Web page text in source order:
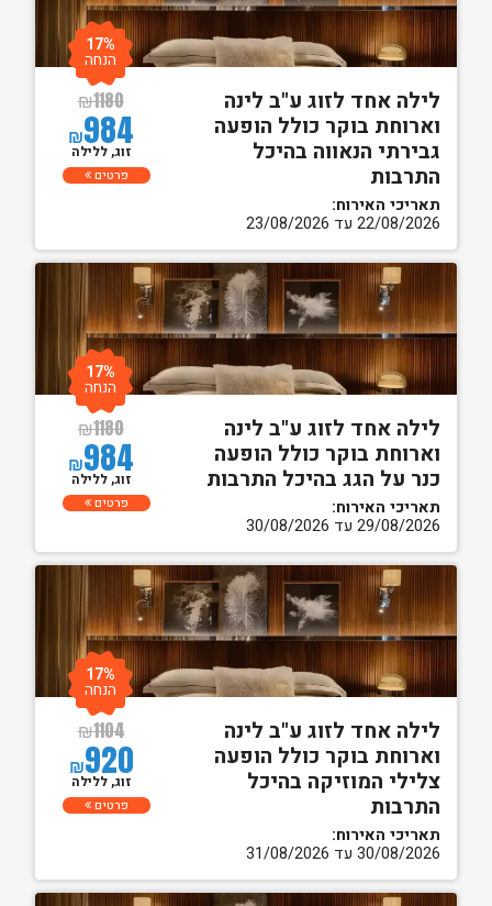
לילה אחד לזוג ע"ב לינה
וארוחת בוקר כולל הופעה
גבירתי הנאווה בהיכל
התרבות
תאריכי האירוח:
22/08/2026 עד 23/08/2026
₪1180
₪984
17%
הנחה
זוג, ללילה
פרטים
לילה אחד לזוג ע"ב לינה
וארוחת בוקר כולל הופעה
כנר על הגג בהיכל התרבות
תאריכי האירוח:
29/08/2026 עד 30/08/2026
₪1180
₪984
17%
הנחה
זוג, ללילה
פרטים
לילה אחד לזוג ע"ב לינה
וארוחת בוקר כולל הופעה
צלילי המוזיקה בהיכל
התרבות
תאריכי האירוח:
30/08/2026 עד 31/08/2026
₪1104
₪920
17%
הנחה
זוג, ללילה
פרטים